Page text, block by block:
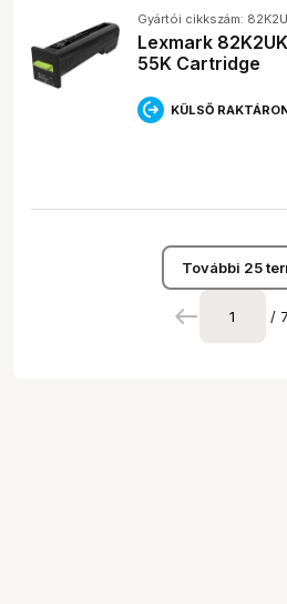
Gyártói cikkszám:
Lexmark
55K Cartridge
KÜLSŐ
További 25
/